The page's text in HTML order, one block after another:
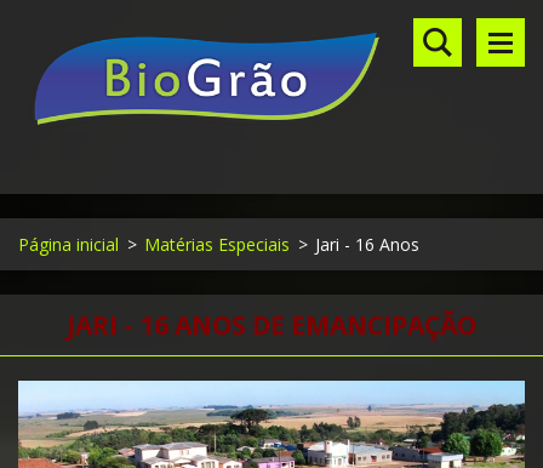
Página inicial > Matérias Especiais > Jari - 16 Anos
JARI - 16 ANOS DE EMANCIPAÇÃO